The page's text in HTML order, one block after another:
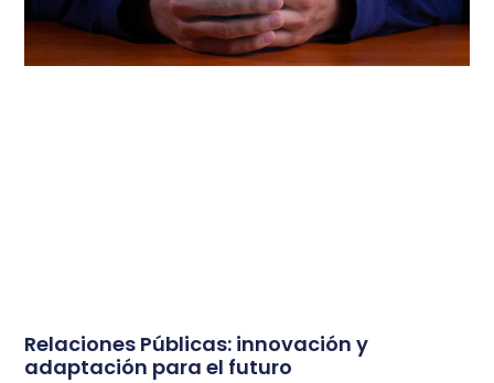
Relaciones Públicas: innovación y
adaptación para el futuro